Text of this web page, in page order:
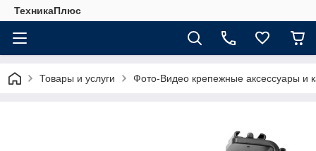
ТехникаПлюс
Товары и услуги Фото-Видео крепежные аксессуары и